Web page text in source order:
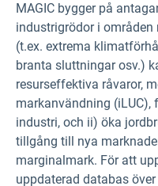
MAGIC bygger på
industrigrödor i
(t.ex. extrema
branta sluttningar osv.)
resurseffektiva råvaror,
markanvändning (iLUC),
industri, och ii) öka
tillgång till nya
marginalmark. För att
uppdaterad databas